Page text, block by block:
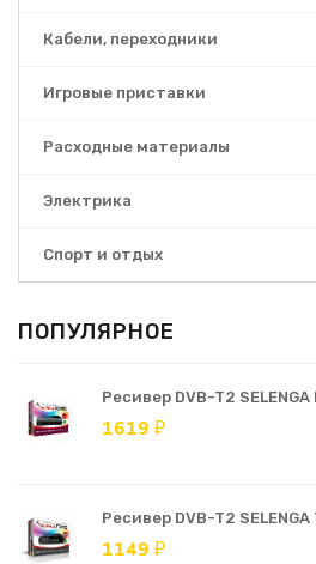
Кабели, переходники
Игровые приставки
Расходные материалы
Электрика
Спорт и отдых
ПОПУЛЯРНОЕ
Ресивер DVB-T2
1619 ₽
Ресивер DVB-T2
1149 ₽